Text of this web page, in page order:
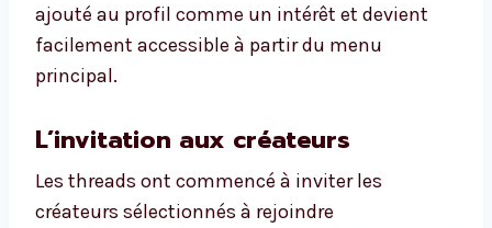
ajouté au profil comme un intérêt et devient
facilement accessible à partir du menu
principal.
L’invitation aux créateurs
Les threads ont commencé à inviter les
créateurs sélectionnés à rejoindre